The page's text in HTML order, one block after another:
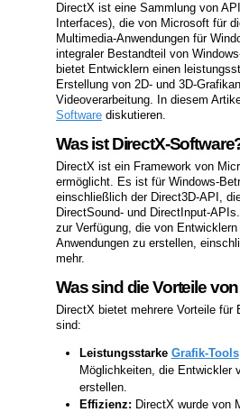
DirectX ist eine Sammlung von
Interfaces), die von Microsoft für
Multimedia-Anwendungen für
integraler Bestandteil von
bietet Entwicklern einen
Erstellung von 2D- und 3D-
Videoverarbeitung. In diesem
Software diskutieren.
Was ist DirectX-
DirectX ist ein Framework von
ermöglicht. Es ist für Windows-
einschließlich der Direct3D-API,
DirectSound- und DirectInput-
zur Verfügung, die von
Anwendungen zu erstellen,
mehr.
Was sind die Vorteile
DirectX bietet mehrere Vorteile
sind:
Leistungsstarke Grafik-Tools
Möglichkeiten, die Entwickler
erstellen.
Effizienz: DirectX wurde von